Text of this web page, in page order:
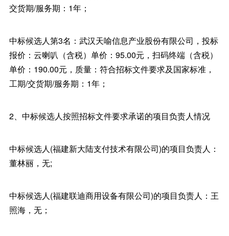
交货期/服务期：1年；
中标候选人第3名：武汉天喻信息产业股份有限公司，投标
报价：云喇叭（含税）单价：95.00元，扫码终端（含税）
单价：190.00元，质量：符合招标文件要求及国家标准，
工期/交货期/服务期：1年；
2、中标候选人按照招标文件要求承诺的项目负责人情况
中标候选人(福建新大陆支付技术有限公司)的项目负责人：
董林丽，无;
中标候选人(福建联迪商用设备有限公司)的项目负责人：王
照海，无；